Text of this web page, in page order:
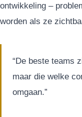
ontwikkeling –
worden als ze
“De beste teams
maar die welke
omgaan.”